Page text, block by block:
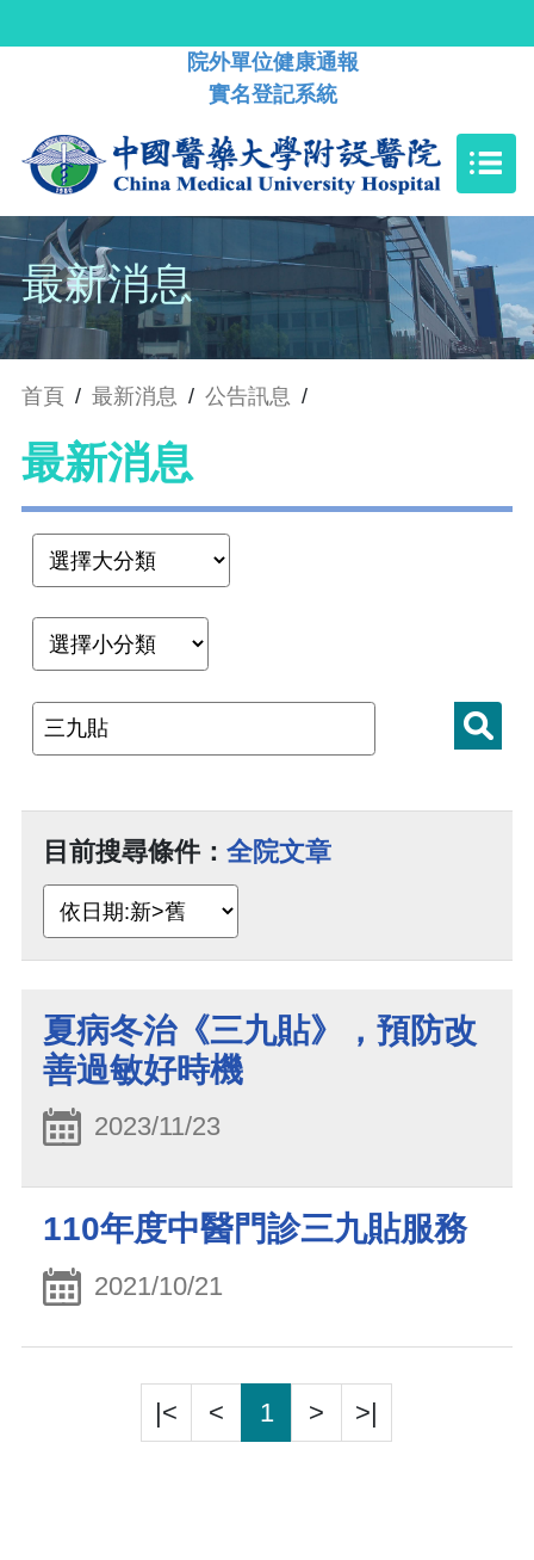
院外單位健康通報
實名登記系統
最新消息
首頁 / 最新消息 / 公告訊息 /
最新消息
目前搜尋條件： 全院文章
夏病冬治《三九貼》，預防改
善過敏好時機
2023/11/23
110年度中醫門診三九貼服務
2021/10/21
|< < 1 > >|